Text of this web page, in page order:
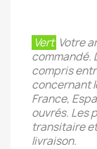
Vert Votre
commandé.
compris
concernant
France,
ouvrés. Les
transitaire
livraison.